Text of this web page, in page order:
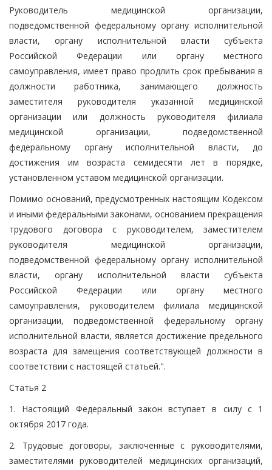
Руководитель медицинской организации,
подведомственной федеральному органу исполнительной
власти, органу исполнительной власти субъекта
Российской Федерации или органу местного
самоуправления, имеет право продлить срок пребывания в
должности работника, занимающего должность
заместителя руководителя указанной медицинской
организации или должность руководителя филиала
медицинской организации, подведомственной
федеральному органу исполнительной власти, до
достижения им возраста семидесяти лет в порядке,
установленном уставом медицинской организации.
Помимо оснований, предусмотренных настоящим Кодексом
и иными федеральными законами, основанием прекращения
трудового договора с руководителем, заместителем
руководителя медицинской организации,
подведомственной федеральному органу исполнительной
власти, органу исполнительной власти субъекта
Российской Федерации или органу местного
самоуправления, руководителем филиала медицинской
организации, подведомственной федеральному органу
исполнительной власти, является достижение предельного
возраста для замещения соответствующей должности в
соответствии с настоящей статьей.".
Статья 2
1. Настоящий Федеральный закон вступает в силу с 1
октября 2017 года.
2. Трудовые договоры, заключенные с руководителями,
заместителями руководителей медицинских организаций,